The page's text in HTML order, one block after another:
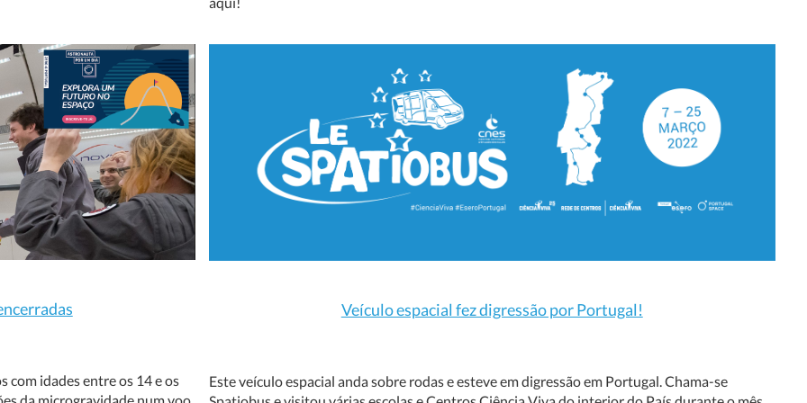
com idades entre os 14 e os
Veículo espacial fez digressão por Portugal!
Este veículo espacial anda sobre rodas e esteve em digressão em Portugal. Chama-se